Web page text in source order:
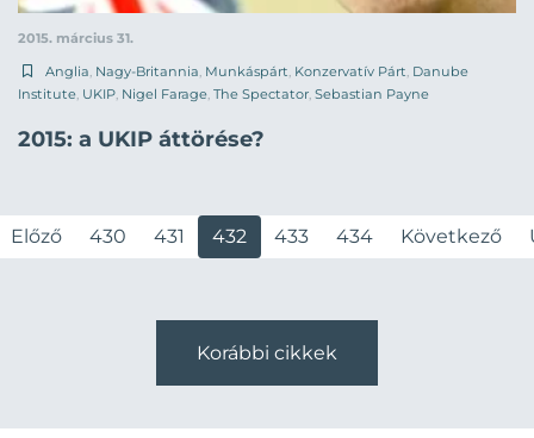
2015. március 31.
Anglia, Nagy-Britannia, Munkáspárt, Konzervatív Párt, Danube
Institute, UKIP, Nigel Farage, The Spectator, Sebastian Payne
2015: a UKIP áttörése?
Előző 430 431 432 433 434 Következő
Korábbi cikkek